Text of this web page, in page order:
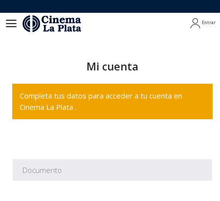
Entrar
Mi cuenta
Completa tus datos para acceder a tu cuenta en
Cinema La Plata .